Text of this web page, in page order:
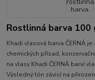
Rostlinná barva 100
Khadi vlasová barva ČERNÁ
chemických přísad,
na vlasy Khadi ČERNÁ barví
Výsledný tón závisí na